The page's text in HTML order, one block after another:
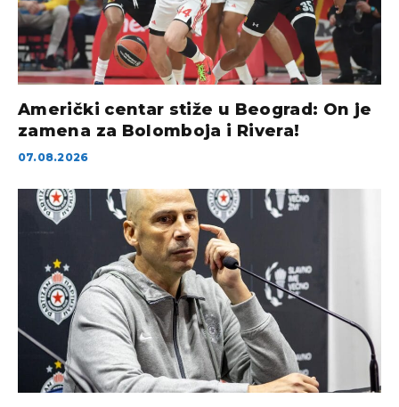
Američki centar stiže u Beograd: On je
zamena za Bolomboja i Rivera!
07.08.2026